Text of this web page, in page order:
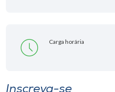
Carga horária
Inscreva-se